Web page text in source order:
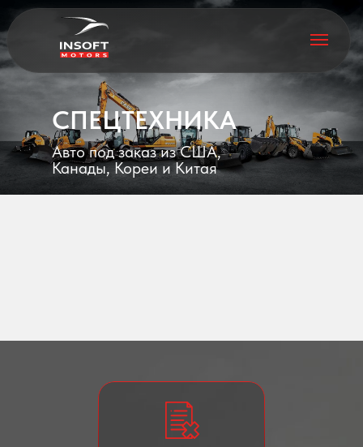
Авто под заказ из США,
Канады, Кореи и Китая
СПЕЦТЕХНИКА